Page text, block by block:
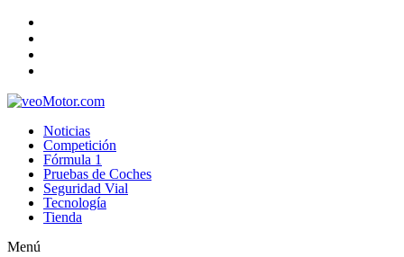
Noticias
Competición
Fórmula 1
Pruebas de Coches
Seguridad Vial
Tecnología
Tienda
Menú